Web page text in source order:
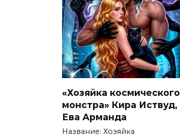
«Хозяйка космического
монстра» Кира Иствуд,
Ева Арманда
Название: Хозяйка